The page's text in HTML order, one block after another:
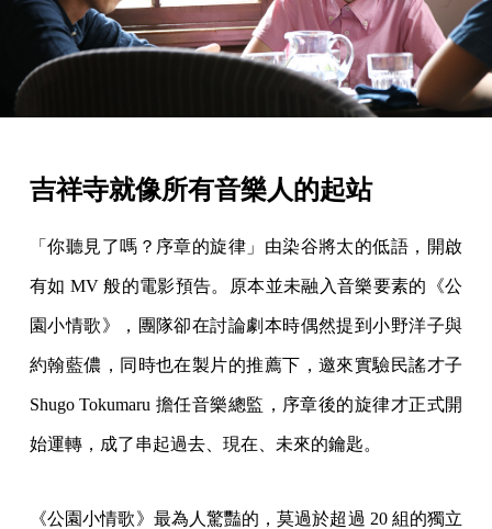
吉祥寺就像所有音樂人的起站
「你聽見了嗎？序章的旋律」由染谷將太的低語，開啟
有如 MV 般的電影預告。原本並未融入音樂要素的《公
園小情歌》，團隊卻在討論劇本時偶然提到小野洋子與
約翰藍儂，同時也在製片的推薦下，邀來實驗民謠才子
Shugo Tokumaru 擔任音樂總監，序章後的旋律才正式開
始運轉，成了串起過去、現在、未來的鑰匙。
《公園小情歌》最為人驚豔的，莫過於超過 20 組的獨立